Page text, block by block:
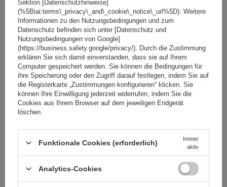
Das Produkt passt zu Autos
Lieferung
Stelle eine Frage
Bewertungen
(0)
Ihre Bewertung schreiben
Ihre Note:
Sektion [Datenschutzhinweise]
(%5Biai:terms\_privacy\_and\_cookie\_notice\_url%5D). Weitere
Informationen zu den Nutzungsbedingungen und zum
Datenschutz befinden sich unter [Datenschutz und
Nutzungsbedingungen von Google]
(https://business.safety.google/privacy/). Durch die Zustimmung
erklären Sie sich damit einverstanden, dass sie auf Ihrem
Computer gespeichert werden. Sie können die Bedingungen für
ihre Speicherung oder den Zugriff darauf festlegen, indem Sie auf
die Registerkarte „Zustimmungen konfigurieren“ klicken. Sie
können Ihre Einwilligung jederzeit widerrufen, indem Sie die
Cookies aus Ihrem Browser auf dem jeweiligen Endgerät
löschen.
Funktionale Cookies (erforderlich)
Immer
aktiv
Analytics-Cookies